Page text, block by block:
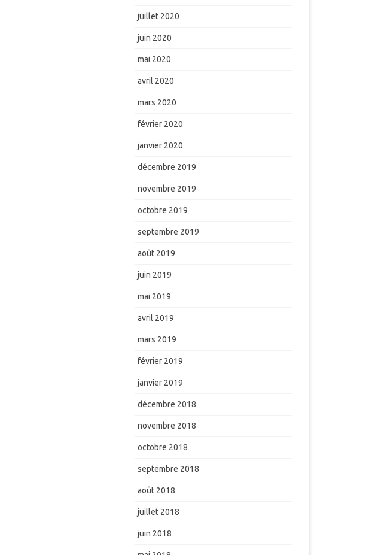
juillet 2020
juin 2020
mai 2020
avril 2020
mars 2020
février 2020
janvier 2020
décembre 2019
novembre 2019
octobre 2019
septembre 2019
août 2019
juin 2019
mai 2019
avril 2019
mars 2019
février 2019
janvier 2019
décembre 2018
novembre 2018
octobre 2018
septembre 2018
août 2018
juillet 2018
juin 2018